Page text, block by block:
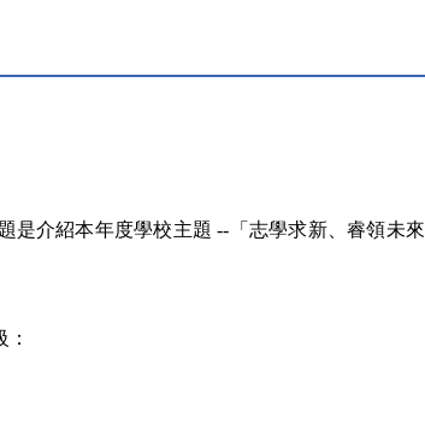
是介紹本年度學校主題 --「志學求新、睿領未